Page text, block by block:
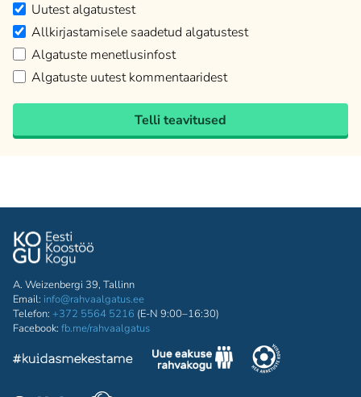
Uutest algatustest
Allkirjastamisele saadetud algatustest
Algatuste menetlusinfost
Algatuste uutest kommentaaridest
Telli teavitused
A. Weizenbergi 39, Tallinn
Email: info@rahvaalgatus.ee
Telefon: +372 5564 5216 (E-N 9:00–16:30)
Facebook: fb.me/rahvaalgatus